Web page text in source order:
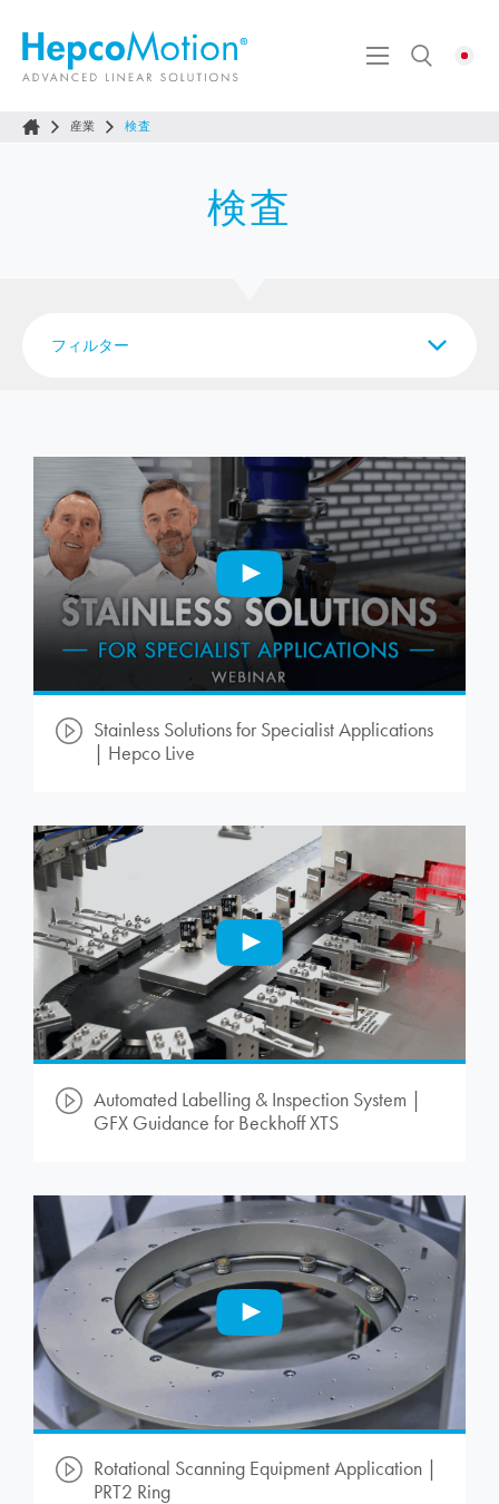
産業 検査
検査
フィルター
Stainless Solutions for Specialist Applications
| Hepco Live
Automated Labelling & Inspection System |
GFX Guidance for Beckhoff XTS
Rotational Scanning Equipment Application |
PRT2 Ring